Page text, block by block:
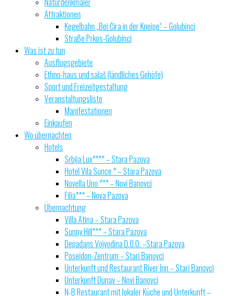
Attraktionen
Kegelbahn „Bei Ćira in der Kneipe“ – Golubinci
Straße Prkos-Golubinci
Was ist zu tun
Ausflugsgebiete
Ethno-haus und salaš (ländliches Gehöfe)
Sport und Freizeitgestaltung
Veranstaltungsliste
Manifestationen
Einkaufen
Wo übernachten
Hotels
Srbija Lux**** – Stara Pazova
Hotel Vila Sunce * – Stara Pazova
Novella Uno *** – Novi Banovci
Filia*** – Nova Pazova
Übernachtung
Villa Atina – Stara Pazova
Sunny Hill*** – Stara Pazova
Depadans Vojvodina D.O.O. –Stara Pazova
Poseidon-Zentrum – Stari Banovci
Unterkunft und Restaurant River Inn – Stari Banovci
Unterkunft Dunav – Novi Banovci
N-B Restaurant mit lokaler Küche und Unterkunft –